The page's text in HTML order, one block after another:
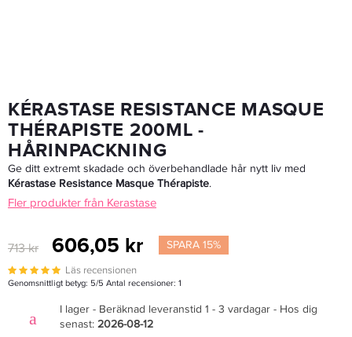
KÉRASTASE RESISTANCE MASQUE
THÉRAPISTE 200ML -
HÅRINPACKNING
Ge ditt extremt skadade och överbehandlade hår nytt liv med
Kérastase Resistance Masque Thérapiste.
Fler produkter från Kerastase
713 kr 606,05 kr SPARA 15%
Läs recensionen
Genomsnittligt betyg: 5/5 Antal recensioner: 1
I lager - Beräknad leveranstid 1 - 3 vardagar - Hos dig
senast: 2026-08-12